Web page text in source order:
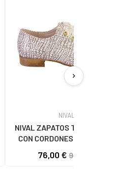
NIVAL
NIVAL ZAPATOS TIPO OXFORD
CON CORDONES Y TEXTURA
76,00 € 95,00 €
chevron_right